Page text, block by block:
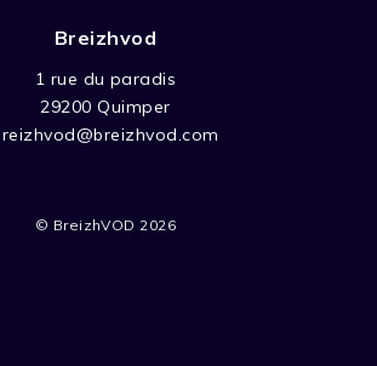
Breizhvod
1 rue du paradis
29200 Quimper
© BreizhVOD 2026